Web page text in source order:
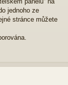
jednoho ze
stránce můžete